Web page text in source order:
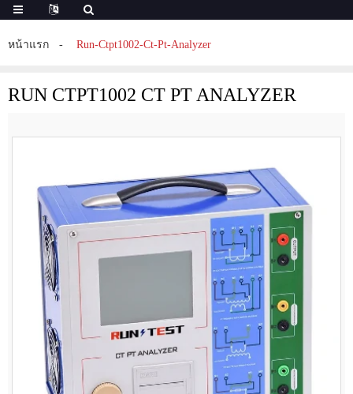
หน้าแรก Run-Ctpt1002-Ct-Pt-Analyzer
RUN CTPT1002 CT PT ANALYZER